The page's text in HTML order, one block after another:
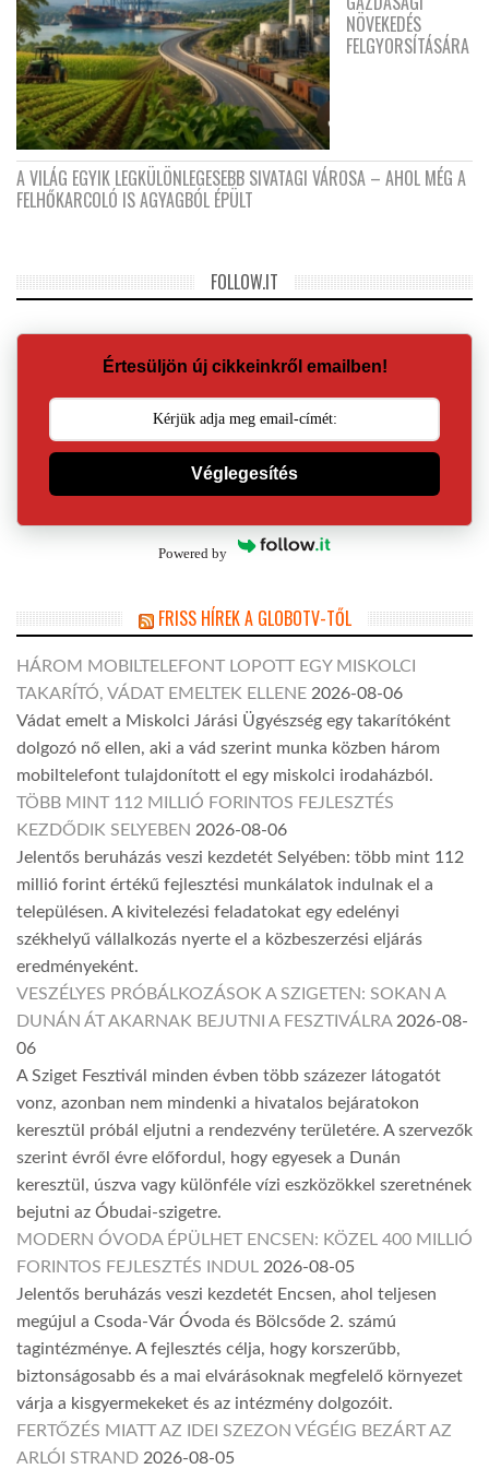
NÖVEKEDÉS
FELGYORSÍTÁSÁRA
A VILÁG EGYIK LEGKÜLÖNLEGESEBB SIVATAGI VÁROSA – AHOL MÉG A
FELHŐKARCOLÓ IS AGYAGBÓL ÉPÜLT
FOLLOW.IT
Értesüljön új cikkeinkről emailben!
Véglegesítés
Powered by
FRISS HÍREK A GLOBOTV-TŐL
HÁROM MOBILTELEFONT LOPOTT EGY MISKOLCI
TAKARÍTÓ, VÁDAT EMELTEK ELLENE 2026-08-06
Vádat emelt a Miskolci Járási Ügyészség egy takarítóként
dolgozó nő ellen, aki a vád szerint munka közben három
mobiltelefont tulajdonított el egy miskolci irodaházból.
TÖBB MINT 112 MILLIÓ FORINTOS FEJLESZTÉS
KEZDŐDIK SELYEBEN 2026-08-06
Jelentős beruházás veszi kezdetét Selyében: több mint 112
millió forint értékű fejlesztési munkálatok indulnak el a
településen. A kivitelezési feladatokat egy edelényi
székhelyű vállalkozás nyerte el a közbeszerzési eljárás
eredményeként.
VESZÉLYES PRÓBÁLKOZÁSOK A SZIGETEN: SOKAN A
DUNÁN ÁT AKARNAK BEJUTNI A FESZTIVÁLRA 2026-08-
06
A Sziget Fesztivál minden évben több százezer látogatót
vonz, azonban nem mindenki a hivatalos bejáratokon
keresztül próbál eljutni a rendezvény területére. A szervezők
szerint évről évre előfordul, hogy egyesek a Dunán
keresztül, úszva vagy különféle vízi eszközökkel szeretnének
bejutni az Óbudai-szigetre.
MODERN ÓVODA ÉPÜLHET ENCSEN: KÖZEL 400 MILLIÓ
FORINTOS FEJLESZTÉS INDUL 2026-08-05
Jelentős beruházás veszi kezdetét Encsen, ahol teljesen
megújul a Csoda-Vár Óvoda és Bölcsőde 2. számú
tagintézménye. A fejlesztés célja, hogy korszerűbb,
biztonságosabb és a mai elvárásoknak megfelelő környezet
várja a kisgyermekeket és az intézmény dolgozóit.
FERTŐZÉS MIATT AZ IDEI SZEZON VÉGÉIG BEZÁRT AZ
ARLÓI STRAND 2026-08-05